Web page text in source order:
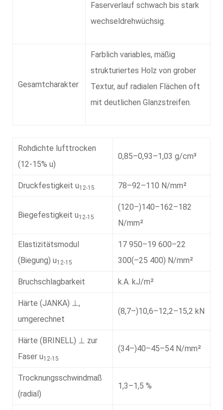
Faserverlauf schwach bis stark
wechseldrehwüchsig.
Gesamtcharakter
Farblich variables, mäßig
strukturiertes Holz von grober
Textur, auf radialen Flächen oft
mit deutlichen Glanzstreifen.
Rohdichte lufttrocken
(12-15% u)
0,85–0,93–1,03 g/cm³
Druckfestigkeit u12-15 78–92–110 N/mm²
Biegefestigkeit u12-15
(120–)140–162–182
N/mm²
Elastizitätsmodul
(Biegung) u12-15
17 950–19 600–22
300(–25 400) N/mm²
Bruchschlagbarkeit k.A. kJ/m²
Härte (JANKA) ⊥,
umgerechnet
(8,7–)10,6–12,2–15,2 kN
Härte (BRINELL) ⊥ zur
Faser u12-15
(34–)40–45–54 N/mm²
Trocknungsschwindmaß
(radial)
1,3–1,5 %